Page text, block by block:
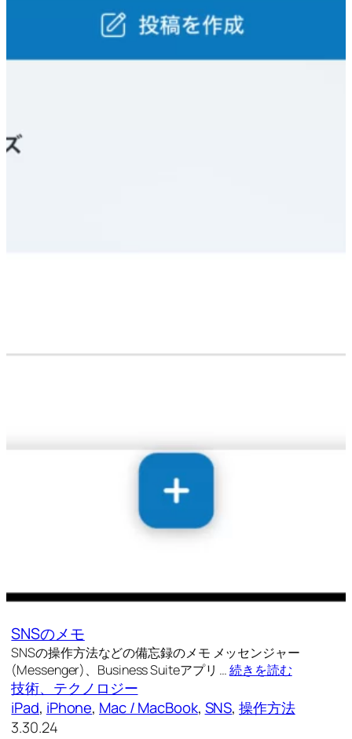
SNSのメモ
SNSの操作方法などの備忘録のメモ メッセンジャー
(Messenger)、Business Suiteアプリ …続きを読む
技術、テクノロジー
iPad, iPhone, Mac / MacBook, SNS, 操作方法
3.30.24